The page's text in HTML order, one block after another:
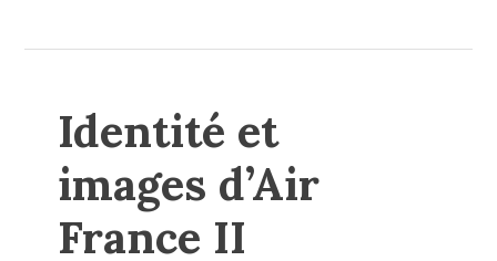
Identité et
images d’Air
France II